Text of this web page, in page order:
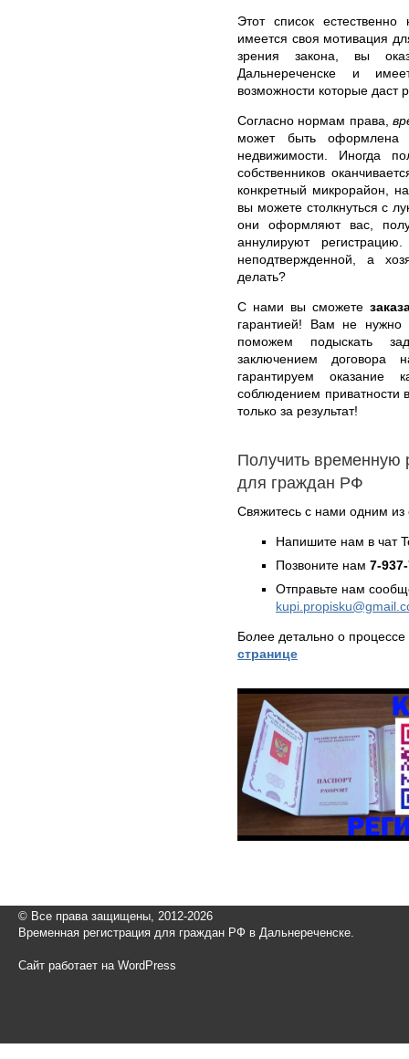
Этот список
имеется своя мотивация
зрения закона, вы
Дальнереченске и
возможности которые даст
Согласно нормам права,
может быть оформлена
недвижимости. Иногда
собственников
конкретный микрорайон,
вы можете столкнуться с
они оформляют вас,
аннулируют
неподтвержденной, а
делать?
С нами вы сможете
гарантией! Вам не нужно
поможем подыскать
заключением
гарантируем оказание
соблюдением приватности
только за результат!
Получить временную
для граждан РФ
Свяжитесь с нами одним
Напишите нам в чат
Позвоните нам 7-
Отправьте нам
Более детально о
странице
© Все права защищены, 2012-2026
Временная регистрация для граждан РФ в Дальнереченске.
Сайт работает на WordPress